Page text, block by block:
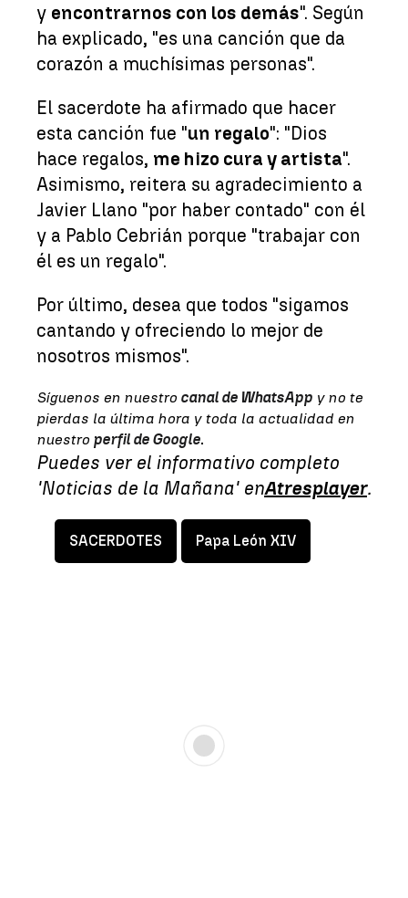
y encontrarnos con los demás". Según
ha explicado, "es una canción que da
corazón a muchísimas personas".
El sacerdote ha afirmado que hacer
esta canción fue "un regalo": "Dios
hace regalos, me hizo cura y artista".
Asimismo, reitera su agradecimiento a
Javier Llano "por haber contado" con él
y a Pablo Cebrián porque "trabajar con
él es un regalo".
Por último, desea que todos "sigamos
cantando y ofreciendo lo mejor de
nosotros mismos".
Síguenos en nuestro canal de WhatsApp y no te
pierdas la última hora y toda la actualidad en
nuestro perfil de Google.
Puedes ver el informativo completo
'Noticias de la Mañana' enAtresplayer.
SACERDOTES Papa León XIV